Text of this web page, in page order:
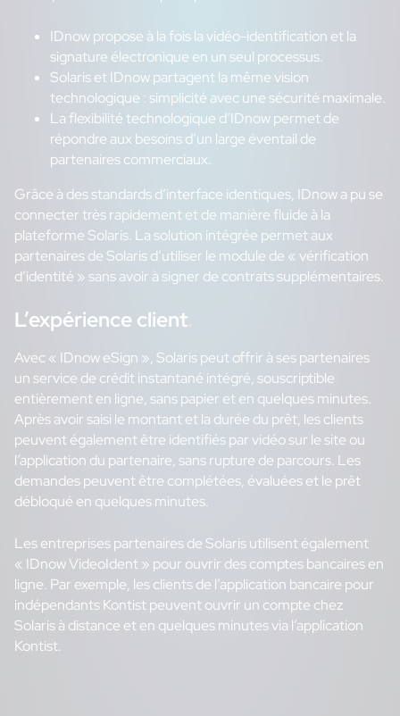
IDnow propose à la fois la vidéo-identification et la
signature électronique en un seul processus.
Solaris et IDnow partagent la même vision
technologique : simplicité avec une sécurité maximale.
La flexibilité technologique d’IDnow permet de
répondre aux besoins d’un large éventail de
partenaires commerciaux.
Grâce à des standards d’interface identiques, IDnow a pu se
connecter très rapidement et de manière fluide à la
plateforme Solaris. La solution intégrée permet aux
partenaires de Solaris d’utiliser le module de « vérification
d’identité » sans avoir à signer de contrats supplémentaires.
L’expérience client.
Avec « IDnow eSign », Solaris peut offrir à ses partenaires
un service de crédit instantané intégré, souscriptible
entièrement en ligne, sans papier et en quelques minutes.
Après avoir saisi le montant et la durée du prêt, les clients
peuvent également être identifiés par vidéo sur le site ou
l’application du partenaire, sans rupture de parcours. Les
demandes peuvent être complétées, évaluées et le prêt
débloqué en quelques minutes.
Les entreprises partenaires de Solaris utilisent également
« IDnow VideoIdent » pour ouvrir des comptes bancaires en
ligne. Par exemple, les clients de l’application bancaire pour
indépendants Kontist peuvent ouvrir un compte chez
Solaris à distance et en quelques minutes via l’application
Kontist.